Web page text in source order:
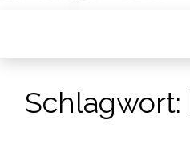
Schlagwort: